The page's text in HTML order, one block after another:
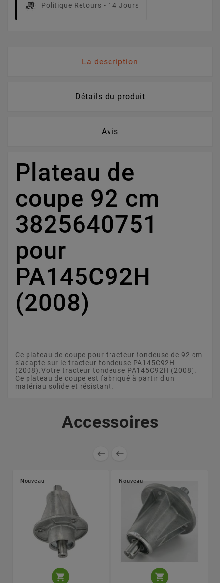
Politique Retours - 14 Jours
La description
Détails du produit
Avis
Plateau de
coupe 92 cm
3825640751
pour
PA145C92H
(2008)
Ce plateau de coupe pour tracteur tondeuse de 92 cm
s'adapte sur le tracteur tondeuse PA145C92H
(2008).Votre tracteur tondeuse PA145C92H (2008).
Ce plateau de coupe est fabriqué à partir d'un
matériau solide et résistant.
Accessoires
 
Nouveau

Nouveau
